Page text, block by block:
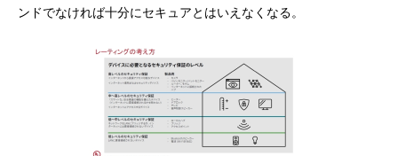
ンドでなければ十分にセキュアとはいえなくなる。